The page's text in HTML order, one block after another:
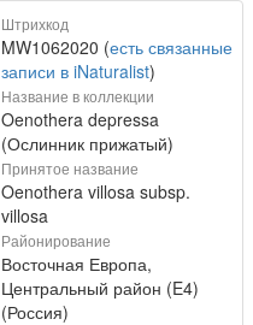
Штрихкод
MW1062020 (есть связанные
записи в iNaturalist)
Название в коллекции
Oenothera depressa
(Ослинник прижатый)
Принятое название
Oenothera villosa subsp.
villosa
Районирование
Восточная Европа,
Центральный район (E4)
(Россия)